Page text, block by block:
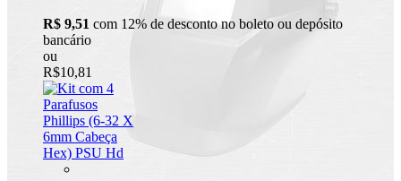
R$ 9,51 com 12% de desconto no boleto ou depósito
bancário
ou
R$10,81